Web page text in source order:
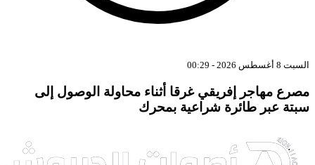
8 أغسطس 2026 - 00:29
مهاجر إفريقي غرقا أثناء محاولة الوصول إلى
عبر طائرة شراعية بمحرك